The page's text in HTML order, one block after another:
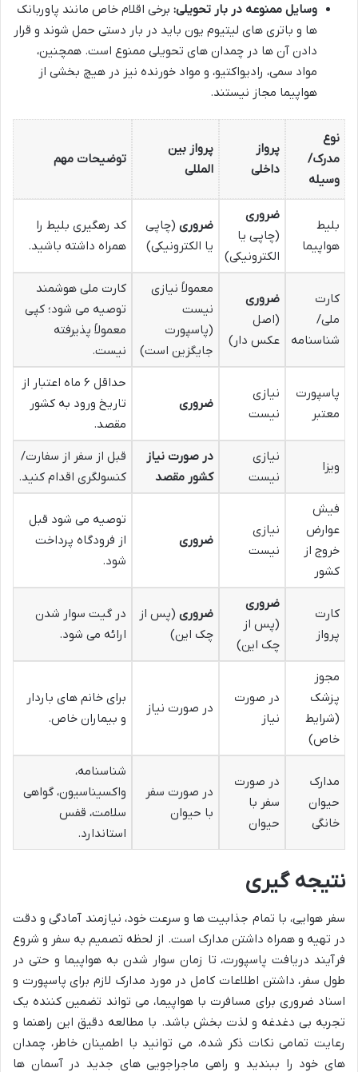
وسایل ممنوعه در بار تحویلی: برخی اقلام خاص مانند پاوربانک
ها و باتری های لیتیوم یون باید در بار دستی حمل شوند و قرار
دادن آن ها در چمدان های تحویلی ممنوع است. همچنین،
مواد سمی، رادیواکتیو، و مواد خورنده نیز در هیچ بخشی از
هواپیما مجاز نیستند.
نوع
مدرک/
وسیله
پرواز
داخلی
پرواز بین
المللی
توضیحات مهم
بلیط
هواپیما
ضروری
(چاپی یا
الکترونیکی)
ضروری (چاپی
یا الکترونیکی)
کد رهگیری بلیط را
همراه داشته باشید.
کارت
ملی/
شناسنامه
ضروری
(اصل
عکس دار)
معمولاً نیازی
نیست
(پاسپورت
جایگزین است)
کارت ملی هوشمند
توصیه می شود؛ کپی
معمولاً پذیرفته
نیست.
پاسپورت
معتبر
نیازی
نیست
ضروری
حداقل ۶ ماه اعتبار از
تاریخ ورود به کشور
مقصد.
ویزا
نیازی
نیست
در صورت نیاز
کشور مقصد
قبل از سفر از سفارت/
کنسولگری اقدام کنید.
فیش
عوارض
خروج از
کشور
نیازی
نیست
ضروری
توصیه می شود قبل
از فرودگاه پرداخت
شود.
کارت
پرواز
ضروری
(پس از
چک این)
ضروری (پس از
چک این)
در گیت سوار شدن
ارائه می شود.
مجوز
پزشک
(شرایط
خاص)
در صورت
نیاز
در صورت نیاز
برای خانم های باردار
و بیماران خاص.
مدارک
حیوان
خانگی
در صورت
سفر با
حیوان
در صورت سفر
با حیوان
شناسنامه،
واکسیناسیون، گواهی
سلامت، قفس
استاندارد.
نتیجه گیری
سفر هوایی، با تمام جذابیت ها و سرعت خود، نیازمند آمادگی و دقت
در تهیه و همراه داشتن مدارک است. از لحظه تصمیم به سفر و شروع
فرآیند دریافت پاسپورت، تا زمان سوار شدن به هواپیما و حتی در
طول سفر، داشتن اطلاعات کامل در مورد مدارک لازم برای پاسپورت و
اسناد ضروری برای مسافرت با هواپیما، می تواند تضمین کننده یک
تجربه بی دغدغه و لذت بخش باشد. با مطالعه دقیق این راهنما و
رعایت تمامی نکات ذکر شده، می توانید با اطمینان خاطر، چمدان
های خود را ببندید و راهی ماجراجویی های جدید در آسمان ها